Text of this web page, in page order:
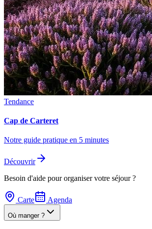
Tendance
Cap de Carteret
Notre guide pratique en 5 minutes
Découvrir
Besoin d'aide pour organiser votre séjour ?
Carte Agenda
Où manger ?